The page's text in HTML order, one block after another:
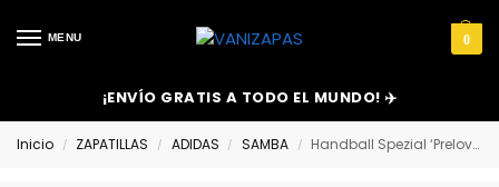
MENU 0
¡ENVÍO GRATIS A TODO EL MUNDO! ✈️
Inicio / ZAPATILLAS / ADIDAS / SAMBA / Handball Spezial ‘Preloved Green’